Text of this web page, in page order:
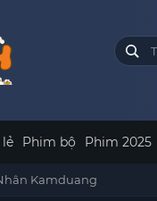
Phim bộ Phim 2025
Kamduang